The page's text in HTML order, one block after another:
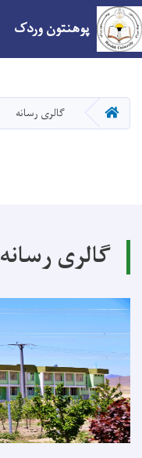
پوهنتون وردک
صفحه اصلیگالری رسانه
گالری رسانه